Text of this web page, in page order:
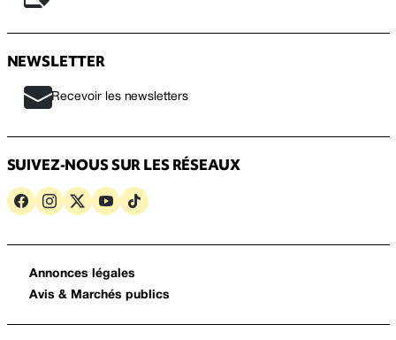
NEWSLETTER
Recevoir les newsletters
SUIVEZ-NOUS SUR LES RÉSEAUX
Annonces légales
Avis & Marchés publics